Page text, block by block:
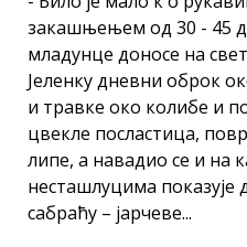
закашњењем од 30 - 45
младунце доносе на
Јеленку дневни оброк
и травке око колибе и
цвекле посластица,
липе, а навадио се и на
несташлуцима показује
сабраћу – јарчеве...